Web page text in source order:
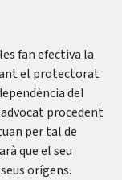
fan efectiva la
el protectorat
del
procedent
per tal de
que el seu
orígens.